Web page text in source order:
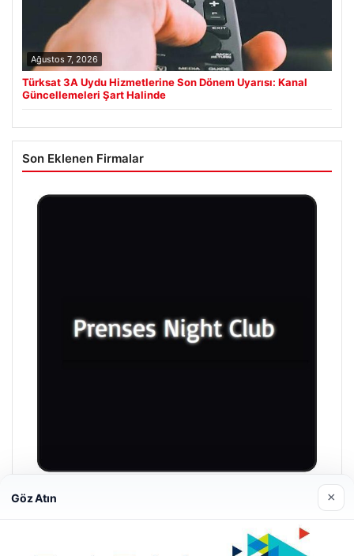
Ağustos 7, 2026
Türksat 3A Uydu Hizmetlerine Son Dönem Uyarısı: Kanal
Güncellemeleri Şart Halinde
Son Eklenen Firmalar
Prenses Night Club
Nisan 29, 2026
Göz Atın ×